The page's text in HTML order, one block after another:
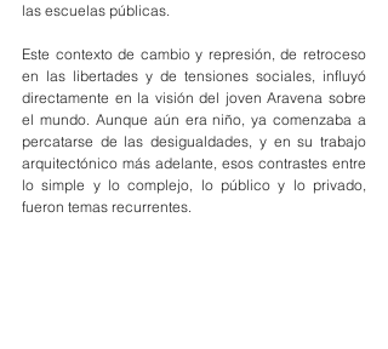
las escuelas públicas.
Este contexto de cambio y represión, de retroceso
en las libertades y de tensiones sociales, influyó
directamente en la visión del joven Aravena sobre
el mundo. Aunque aún era niño, ya comenzaba a
percatarse de las desigualdades, y en su trabajo
arquitectónico más adelante, esos contrastes entre
lo simple y lo complejo, lo público y lo privado,
fueron temas recurrentes.